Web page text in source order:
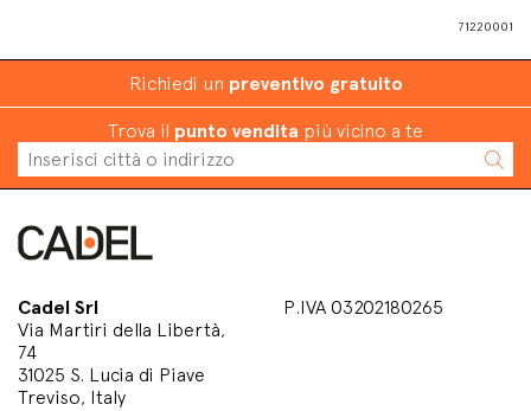
71220001
Richiedi un preventivo gratuito
Trova il punto vendita più vicino a te
Cadel Srl
Via Martiri della Libertà,
74
31025 S. Lucia di Piave
Treviso, Italy
P.IVA 03202180265